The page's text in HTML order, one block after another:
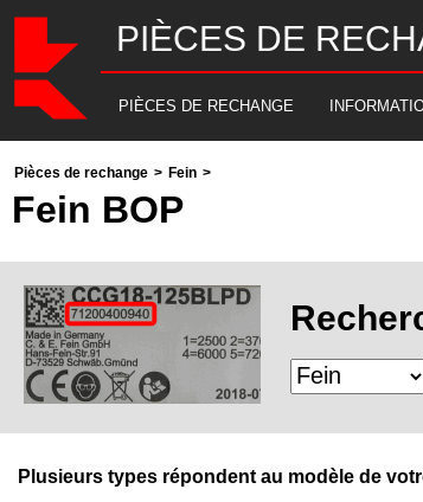
PIÈCES DE
PIÈCES DE RECHANGE
Pièces de rechange > Fein >
Fein BOP
Plusieurs types répondent au modèle de